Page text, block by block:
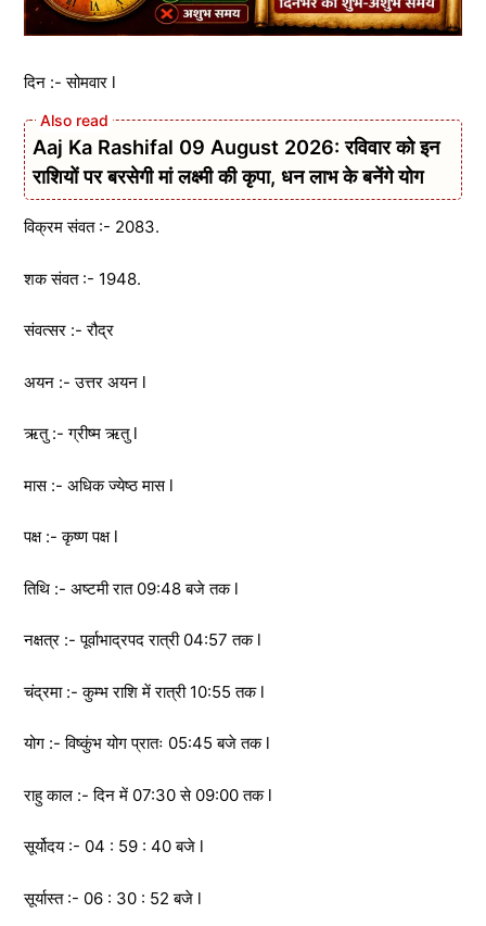
दिन :- सोमवार l
Aaj Ka Rashifal 09 August 2026: रविवार को इन
राशियों पर बरसेगी मां लक्ष्मी की कृपा, धन लाभ के बनेंगे योग
विक्रम संवत :- 2083.
शक संवत :- 1948.
संवत्सर :- रौद्र
अयन :- उत्तर अयन l
ऋतु :- ग्रीष्म ऋतु l
मास :- अधिक ज्येष्ठ मास l
पक्ष :- कृष्ण पक्ष l
तिथि :- अष्टमी रात 09:48 बजे तक l
नक्षत्र :- पूर्वाभाद्रपद रात्री 04:57 तक l
चंद्रमा :- कुम्भ राशि में रात्री 10:55 तक l
योग :- विष्कुंभ योग प्रातः 05:45 बजे तक l
राहु काल :- दिन में 07:30 से 09:00 तक l
सूर्योदय :- 04 : 59 : 40 बजे l
सूर्यास्त :- 06 : 30 : 52 बजे l